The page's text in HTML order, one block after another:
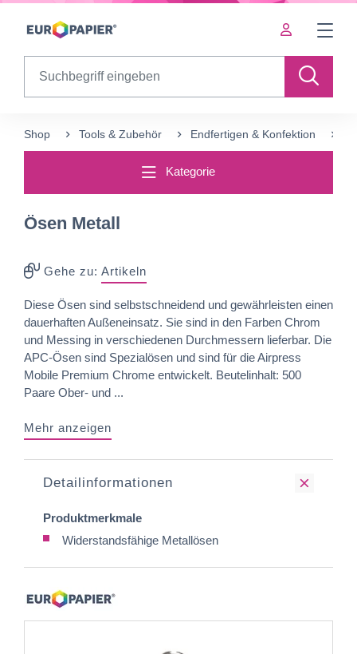
Table Of Content
Shop Tools & Zubehör Endfertigen & Konfektion
Kategorie
Ösen Metall
Gehe zu: Artikeln
Diese Ösen sind selbstschneidend und gewährleisten einen
dauerhaften Außeneinsatz. Sie sind in den Farben Chrom
und Messing in verschiedenen Durchmessern lieferbar. Die
APC-Ösen sind Spezialösen und sind für die Airpress
Mobile Premium Chrome entwickelt. Beutelinhalt: 500
Paare Ober- und ...
Mehr anzeigen
Detailinformationen
Produktmerkmale
Widerstandsfähige Metallösen